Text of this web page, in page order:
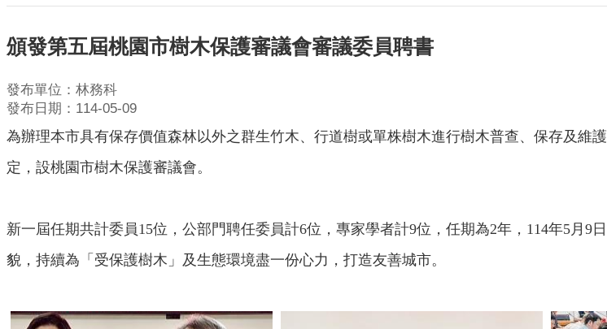
頒發第五屆桃園市樹木保護審議會審議委員聘書
發布單位：林務科
發布日期：114-05-09
為辦理本市具有保存價值森林以外之群生竹木、行道樹或單株樹木進行樹木普查、保存及維
定，設桃園市樹木保護審議會。
新一屆任期共計委員15位，公部門聘任委員計6位，專家學者計9位，任期為2年，114年5月
貌，持續為「受保護樹木」及生態環境盡一份心力，打造友善城市。